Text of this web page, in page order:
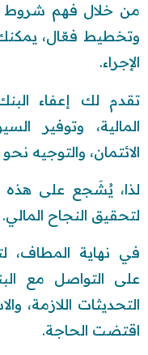
من خلال فهم شروط
وتخطيط فعّال،
الإجراء.
تقدم لك إعفاء
المالية، وتوفير
الائتمان، والتوجيه
لذا، يُشَجع على هذه
لتحقيق النجاح المالي.
في نهاية المطاف،
على التواصل مع
التحديثات اللازمة،
اقتضت الحاجة.